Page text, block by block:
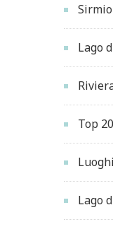
Lago
Top
Lago